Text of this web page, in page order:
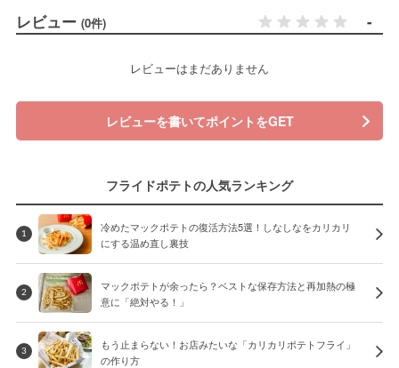
レビュー (0件) -
レビューはまだありません
レビューを書いてポイントをGET
フライドポテトの人気ランキング
1
冷めたマックポテトの復活方法5選！しなしなをカリカリ
にする温め直し裏技
2
マックポテトが余ったら？ベストな保存方法と再加熱の極
意に「絶対やる！」
3
もう止まらない！お店みたいな「カリカリポテトフライ」
の作り方